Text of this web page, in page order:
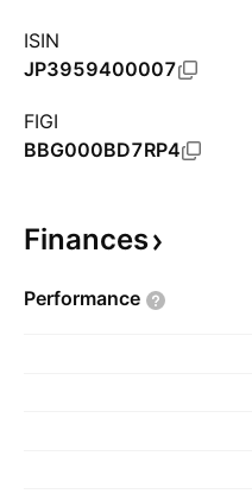
ISIN
JP3959400007
FIGI
BBG000BD7RP4
Finances
Performance